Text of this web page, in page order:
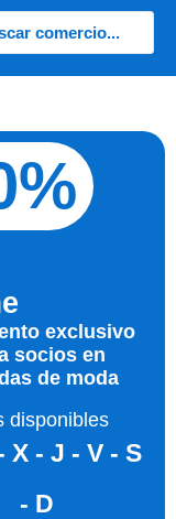
exclusivo
socios en
de moda
disponibles
X - J - V - S
- D